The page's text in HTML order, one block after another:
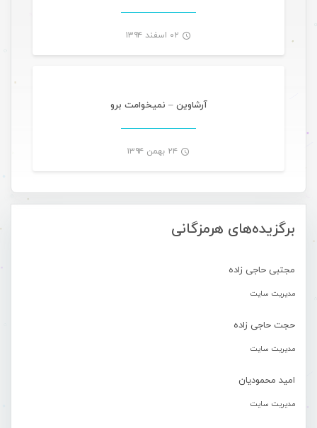
برگزیده‌های هرمزگانی
مجتبی حاجی زاده
مدیریت سایت
حجت حاجی زاده
مدیریت سایت
امید محمودیان
مدیریت سایت
۰۲ اسفند ۱۳۹۴ موسیقی تازه های هرمزگانی
آرشاوین – نمیخوامت برو
۲۴ بهمن ۱۳۹۴